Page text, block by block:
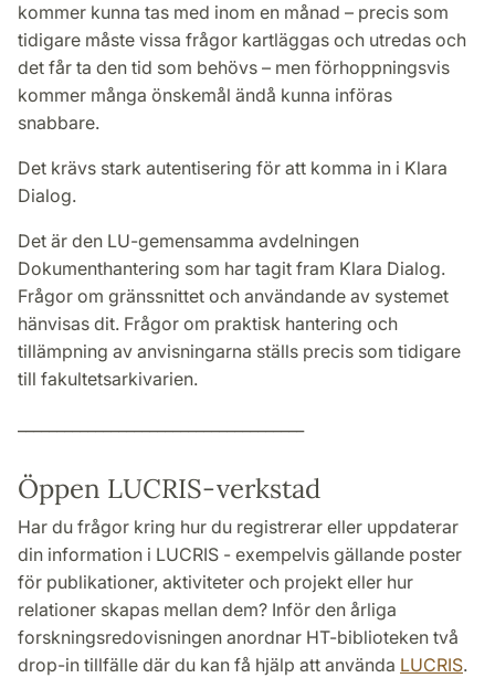
kommer kunna tas med inom en månad – precis som
tidigare måste vissa frågor kartläggas och utredas och
det får ta den tid som behövs – men förhoppningsvis
kommer många önskemål ändå kunna införas
snabbare.
Det krävs stark autentisering för att komma in i Klara
Dialog.
Det är den LU-gemensamma avdelningen
Dokumenthantering som har tagit fram Klara Dialog.
Frågor om gränssnittet och användande av systemet
hänvisas dit. Frågor om praktisk hantering och
tillämpning av anvisningarna ställs precis som tidigare
till fakultetsarkivarien.
Öppen LUCRIS-verkstad
Har du frågor kring hur du registrerar eller uppdaterar
din information i LUCRIS - exempelvis gällande poster
för publikationer, aktiviteter och projekt eller hur
relationer skapas mellan dem? Inför den årliga
forskningsredovisningen anordnar HT-biblioteken två
drop-in tillfälle där du kan få hjälp att använda LUCRIS.